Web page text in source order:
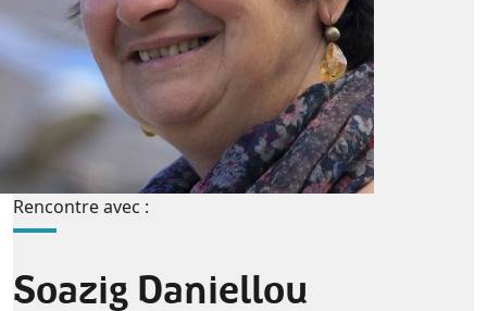
Rencontre avec :
Soazig Daniellou